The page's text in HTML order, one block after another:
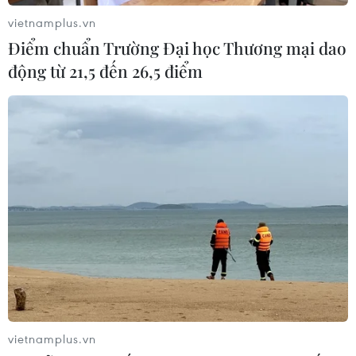
ung thư gan di căn
07/08/2026 04:05
Nga thoái vốn nhà nước khỏi Sân bay
Quốc tế Sheremetyevo
Nga thông báo tấn công căn
cứ ngầm của Ukraine
Tây Ban Nha: 100 người thiệt mạng
trong vụ vượt biển ồ ạt vào Ceuta
vietnamplus.vn
Điểm chuẩn Trường Đại học Thương mại dao
động từ 21,5 đến 26,5 điểm
vietnamplus.vn